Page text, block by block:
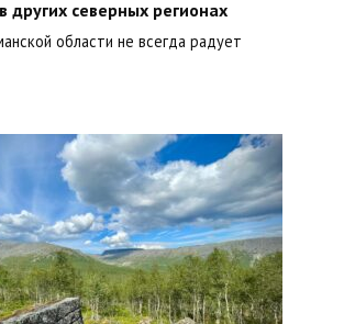
других северных регионах
области не всегда радует